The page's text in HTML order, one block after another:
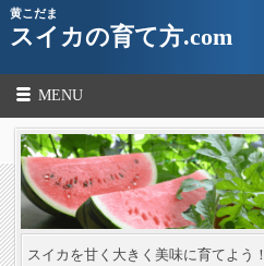
黄こだま
スイカの育て方.com
MENU
スイカを甘く大きく美味に育てよう！